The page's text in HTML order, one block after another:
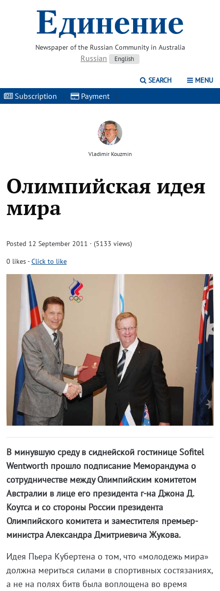
Newspaper of the Russian Community in Australia
Russian English
SEARCH MENU
Subscription | Payment |
Vladimir Kouzmin
Олимпийская идея
мира
Posted 12 September 2011 · (5133 views)
0 likes-Click to like
В минувшую среду в сиднейской гостинице Sofitel
Wentworth прошло подписание Меморандума о
сотрудничестве между Олимпийским комитетом
Австралии в лице его президента г-на Джона Д.
Коутса и со стороны России президента
Олимпийского комитета и заместителя премьер-
министра Александра Дмитриевича Жукова.
Идея Пьера Кубертена о том, что «молодежь мира»
должна мериться силами в спортивных состязаниях,
а не на полях битв была воплощена во время